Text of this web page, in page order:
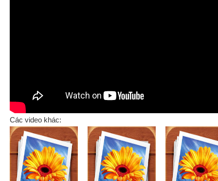
Các video khác: